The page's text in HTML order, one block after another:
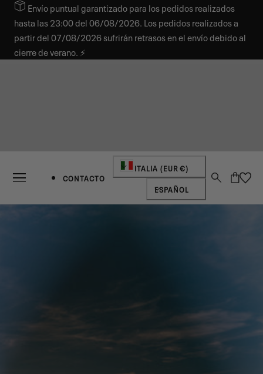
AL CONTENIDOEnvío puntual garantizado para los pedidos realizados
hasta las 23:00 del 06/08/2026. Los pedidos realizados a
partir del 07/08/2026 sufrirán retrasos en el envío debido al
cierre de verano. ⚡
CONTACTO
País/región
ITALIA (EUR €)
Idioma
ESPAÑOL
Carro